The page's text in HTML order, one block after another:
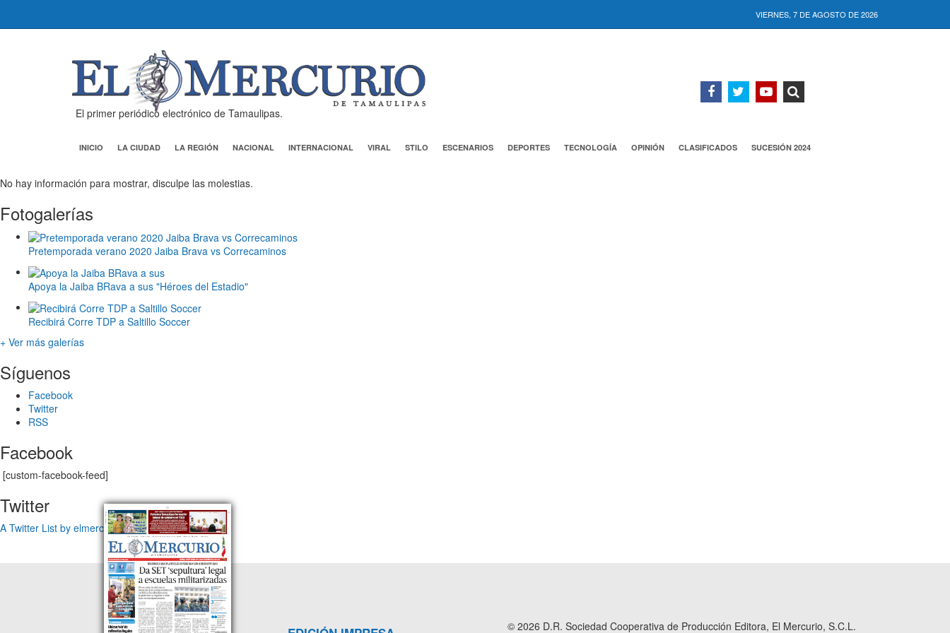
VIERNES, 7 DE AGOSTO DE 2026
El primer periódico electrónico de Tamaulipas.
INICIO LA CIUDAD LA REGIÓN NACIONAL INTERNACIONAL VIRAL STILO ESCENARIOS DEPORTES TECNOLOGÍA OPINIÓN CLASIFICADOS SUCESIÓN 2024
No hay información para mostrar, disculpe las molestias.
Fotogalerías
Pretemporada verano 2020 Jaiba Brava vs Correcaminos
Apoya la Jaiba BRava a sus "Héroes del Estadio"
Recibirá Corre TDP a Saltillo Soccer
+ Ver más galerías
Síguenos
Facebook
Twitter
RSS
Facebook
[custom-facebook-feed]
Twitter
A Twitter List by elmercuriotam
© 2026 D.R. Sociedad Cooperativa de Producción Editora, El Mercurio, S.C.L.